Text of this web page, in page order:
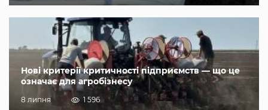
Нові критерії критичності підприємств — що це
означає для агробізнесу
8 липня 1 596